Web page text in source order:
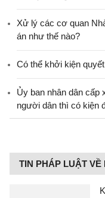
Xử lý các cơ quan
án như thế nào?
Có thể khởi kiện
Ủy ban nhân dân cấp
người dân thì có kiện
TIN PHÁP LUẬT VỀ